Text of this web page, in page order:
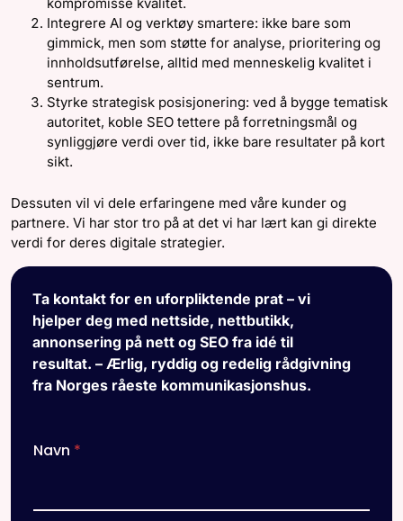
Integrere AI og verktøy smartere: ikke bare som
gimmick, men som støtte for analyse, prioritering og
innholdsutførelse, alltid med menneskelig kvalitet i
sentrum.
Styrke strategisk posisjonering: ved å bygge tematisk
autoritet, koble SEO tettere på forretningsmål og
synliggjøre verdi over tid, ikke bare resultater på kort
sikt.
Dessuten vil vi dele erfaringene med våre kunder og
partnere. Vi har stor tro på at det vi har lært kan gi direkte
verdi for deres digitale strategier.
Ta kontakt for en uforpliktende prat – vi
hjelper deg med nettside, nettbutikk,
annonsering på nett og SEO fra idé til
resultat. – Ærlig, ryddig og redelig rådgivning
fra Norges råeste kommunikasjonshus.
Navn *